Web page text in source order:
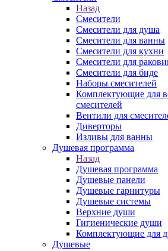
Назад
Смесители
Смесители для душа
Смесители для ванны
Смесители для кухни
Смесители для
Смесители для биде
Наборы смесителей
Комплектующие для
смесителей
Вентили для
Диверторы
Изливы для ванны
Душевая программа
Назад
Душевая программа
Душевые панели
Душевые гарнитуры
Душевые системы
Верхние души
Гигиенические души
Комплектующие для
Душевые